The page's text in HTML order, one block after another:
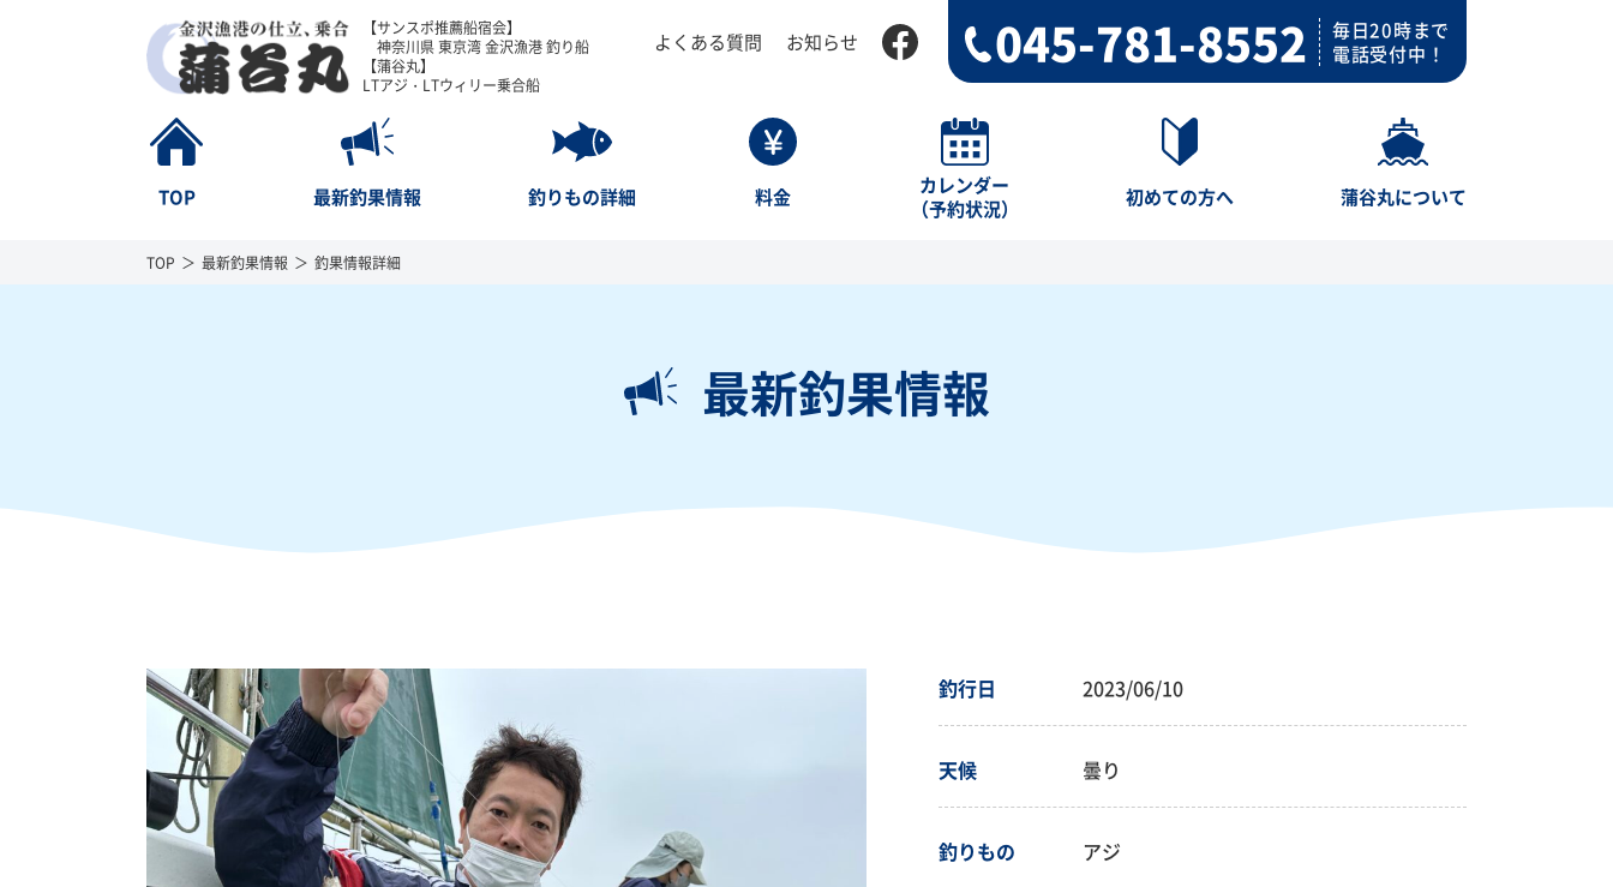
【サンスポ推薦船宿会】
神奈川県 東京湾 金沢漁港 釣り船
【蒲谷丸】
LTアジ・LTウィリー乗合船
よくある質問 お知らせ 045-781-8552
毎日20時まで
電話受付中！
TOP 最新釣果情報 釣りもの詳細 料金
カレンダー
（予約状況）
初めての方へ 蒲谷丸について
TOP 最新釣果情報 釣果情報詳細
最新釣果情報
釣行日 2023/06/10
天候 曇り
釣りもの アジ